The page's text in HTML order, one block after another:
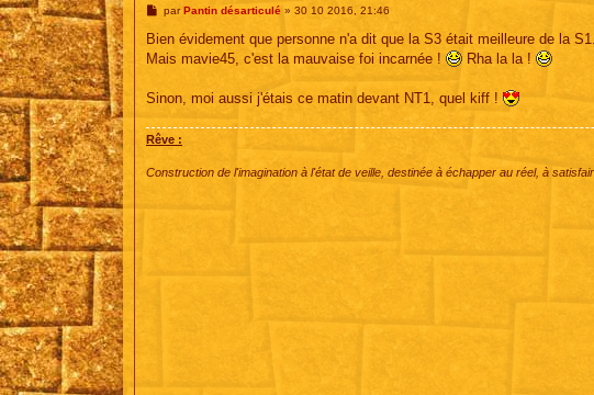
M
s
a
parPantin désarticulé» 30 10 2016, 21:46
Bien évidement que personne n'a dit que la S3 était meilleure de la S1.
Mais mavie45, c'est la mauvaise foi incarnée !
Rha la la !
Sinon, moi aussi j'étais ce matin devant NT1, quel kiff !
Rêve :
Construction de l'imagination à l'état de veille, destinée à échapper au réel, à